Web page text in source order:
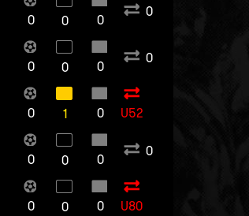
0 0 0
0
0 0 0
0
0 1 0 U52
0 0 0
0
0 0 0 U80